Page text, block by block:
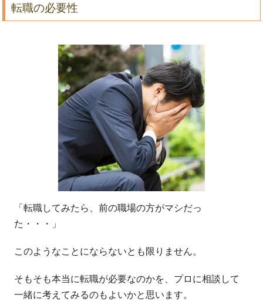
転職の必要性
「転職してみたら、前の職場の方がマシだっ
た・・・」
このようなことにならないとも限りません。
そもそも本当に転職が必要なのかを、プロに相談して
一緒に考えてみるのもよいかと思います。